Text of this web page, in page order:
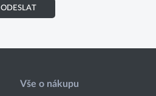
ODESLAT
Vše o nákupu